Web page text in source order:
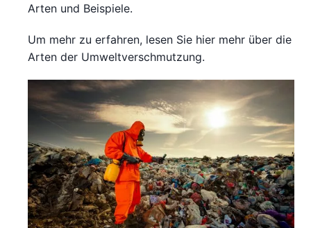
Arten und Beispiele.
Um mehr zu erfahren, lesen Sie hier mehr über die
Arten der Umweltverschmutzung.